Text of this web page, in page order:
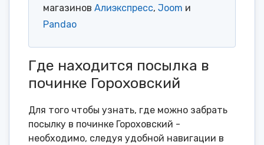
магазинов Алиэкспресс, Joom и
Pandao
Где находится посылка в
починке Гороховский
Для того чтобы узнать, где можно забрать
посылку в починке Гороховский -
необходимо, следуя удобной навигации в